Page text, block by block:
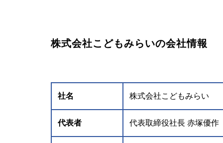
株式会社こどもみらいの会社情報
社名 株式会社こどもみらい
代表者 代表取締役社長 赤塚優作